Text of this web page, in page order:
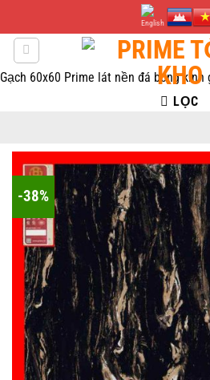
dung
Gạch 60x60 Prime lát nền đá bóng kính
LỌC
-38%